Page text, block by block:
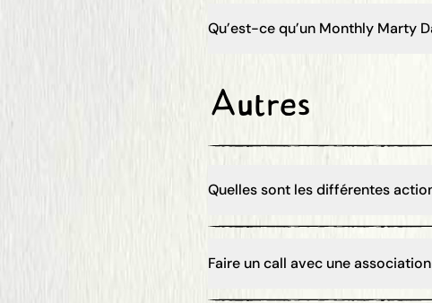
Qu’est-ce qu’un Monthly Marty
Autres
Quelles sont les différentes
Faire un call avec une